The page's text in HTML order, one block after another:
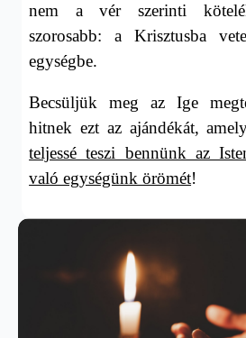
nem a vér szerinti
szorosabb: a Krisztusba
egységbe.
Becsüljük meg az Ige
hitnek ezt az ajándékát,
teljessé teszi bennünk az
való egységünk örömét!